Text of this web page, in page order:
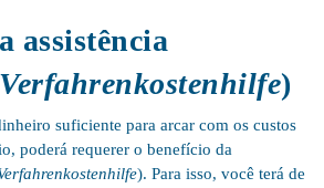
assistência
Verfahrenkostenhilfe)
suficiente para arcar com os custos
poderá requerer o benefício da
). Para isso, você terá de